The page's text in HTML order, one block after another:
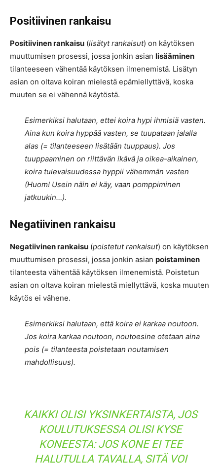
Positiivinen rankaisu
Positiivinen rankaisu (lisätyt rankaisut) on käytöksen
muuttumisen prosessi, jossa jonkin asian lisääminen
tilanteeseen vähentää käytöksen ilmenemistä. Lisätyn
asian on oltava koiran mielestä epämiellyttävä, koska
muuten se ei vähennä käytöstä.
Esimerkiksi halutaan, ettei koira hypi ihmisiä vasten.
Aina kun koira hyppää vasten, se tuupataan jalalla
alas (= tilanteeseen lisätään tuuppaus). Jos
tuuppaaminen on riittävän ikävä ja oikea-aikainen,
koira tulevaisuudessa hyppii vähemmän vasten
(Huom! Usein näin ei käy, vaan pomppiminen
jatkuukin…).
Negatiivinen rankaisu
Negatiivinen rankaisu (poistetut rankaisut) on käytöksen
muuttumisen prosessi, jossa jonkin asian poistaminen
tilanteesta vähentää käytöksen ilmenemistä. Poistetun
asian on oltava koiran mielestä miellyttävä, koska muuten
käytös ei vähene.
Esimerkiksi halutaan, että koira ei karkaa noutoon.
Jos koira karkaa noutoon, noutoesine otetaan aina
pois (= tilanteesta poistetaan noutamisen
mahdollisuus).
KAIKKI OLISI YKSINKERTAISTA, JOS
KOULUTUKSESSA OLISI KYSE
KONEESTA: JOS KONE EI TEE
HALUTULLA TAVALLA, SITÄ VOI